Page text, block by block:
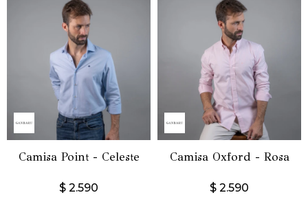
Camisa Point - Celeste
$ 2.590
Camisa Oxford - Rosa
$ 2.590